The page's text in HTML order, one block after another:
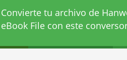
Convierte tu archivo de
eBook File con este